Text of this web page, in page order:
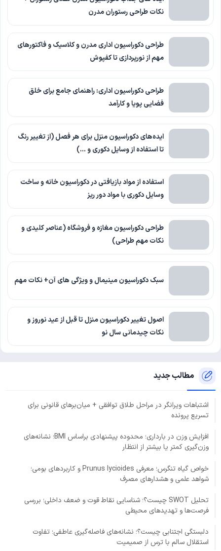
نکات طراحی رستوران مدرن
طراحی دکوراسیون اداری مدرن و کلاسیک و فاکتورهای
مهم از نورپردازی تا کفپوش
طراحی دکوراسیون اداری: راهنمای جامع برای خلق
فضایی پویا و کارآمد
ایده‌های دکوراسیون منزل برای هر فصل (از تغییر رنگ
تا استفاده از وسایل دکوری و …)
استفاده از مواد بازیافتی در دکوراسیون خانه و ساخت
وسایل دکوری با مواد دور ریز
طراحی دکوراسیون مغازه و فروشگاه (عناصر کلیدی و
نکات مهم طراحی)
سبک دکوراسیون مینیمال و ویژگی های آن+ نکات مهم
اصول تغییر دکوراسیون منزل تا قبل از عید نوروز و
نکات چیدمانی سال نو
مطالب جدید
اشتباهات ویرانگر در مراحل طلاق توافقی + میان‌برهای قانونی برای
تسریع پرونده
افزایش وزن در بارداری؛ محدوده پیشنهادی براساس BMI؛ نشانه‌های
وزن‌گیری کمتر یا بیشتر از انتظار
خواص گیاه تنگرس؛ معرفی Prunus lycioides و کاربردهای بومی؛
شواهد علمی و هشدارهای مصرف
تحلیل SWOT چیست؟؛ شناسایی نقاط قوت و ضعف داخلی؛ بررسی
فرصت‌ها و تهدیدهای محیطی
دلبستگی اجتنابی چیست؟؛ نشانه‌های فاصله‌گیری عاطفی؛ تفاوت
استقلال سالم با ترس از صمیمیت